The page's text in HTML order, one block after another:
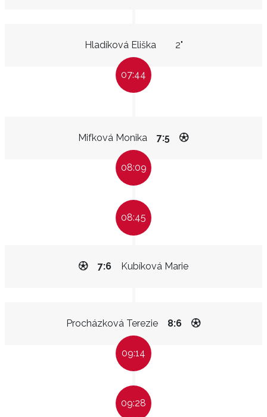
Hladíková Eliška 2"
07:44
Mifková Monika 7:5
08:09
08:45
Kubíková Marie
7:6
Procházková Terezie 8:6
09:14
09:28